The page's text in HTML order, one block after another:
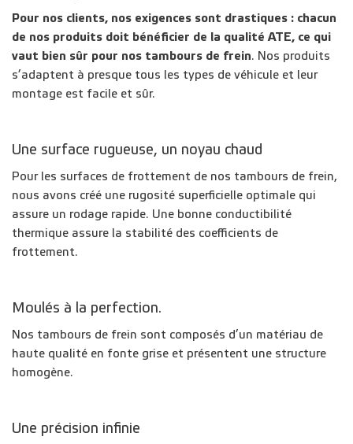
Pour nos clients, nos exigences sont drastiques : chacun
de nos produits doit bénéficier de la qualité ATE, ce qui
vaut bien sûr pour nos tambours de frein. Nos produits
s’adaptent à presque tous les types de véhicule et leur
montage est facile et sûr.
Une surface rugueuse, un noyau chaud
Pour les surfaces de frottement de nos tambours de frein,
nous avons créé une rugosité superficielle optimale qui
assure un rodage rapide. Une bonne conductibilité
thermique assure la stabilité des coefficients de
frottement.
Moulés à la perfection.
Nos tambours de frein sont composés d’un matériau de
haute qualité en fonte grise et présentent une structure
homogène.
Une précision infinie